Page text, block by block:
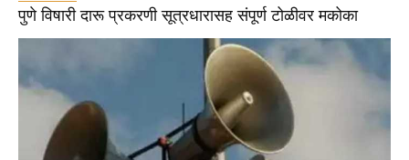
पुणे विषारी दारू प्रकरणी सूत्रधारासह संपूर्ण टोळीवर मकोका